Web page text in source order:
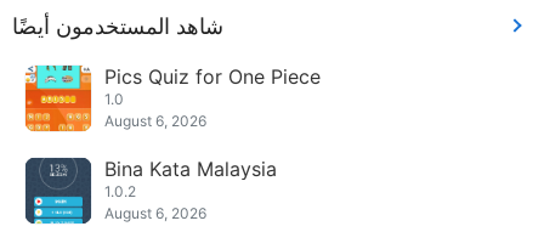
شاهد المستخدمون أيضًا
Pics Quiz for One Piece
1.0
August 6, 2026
Bina Kata Malaysia
1.0.2
August 6, 2026